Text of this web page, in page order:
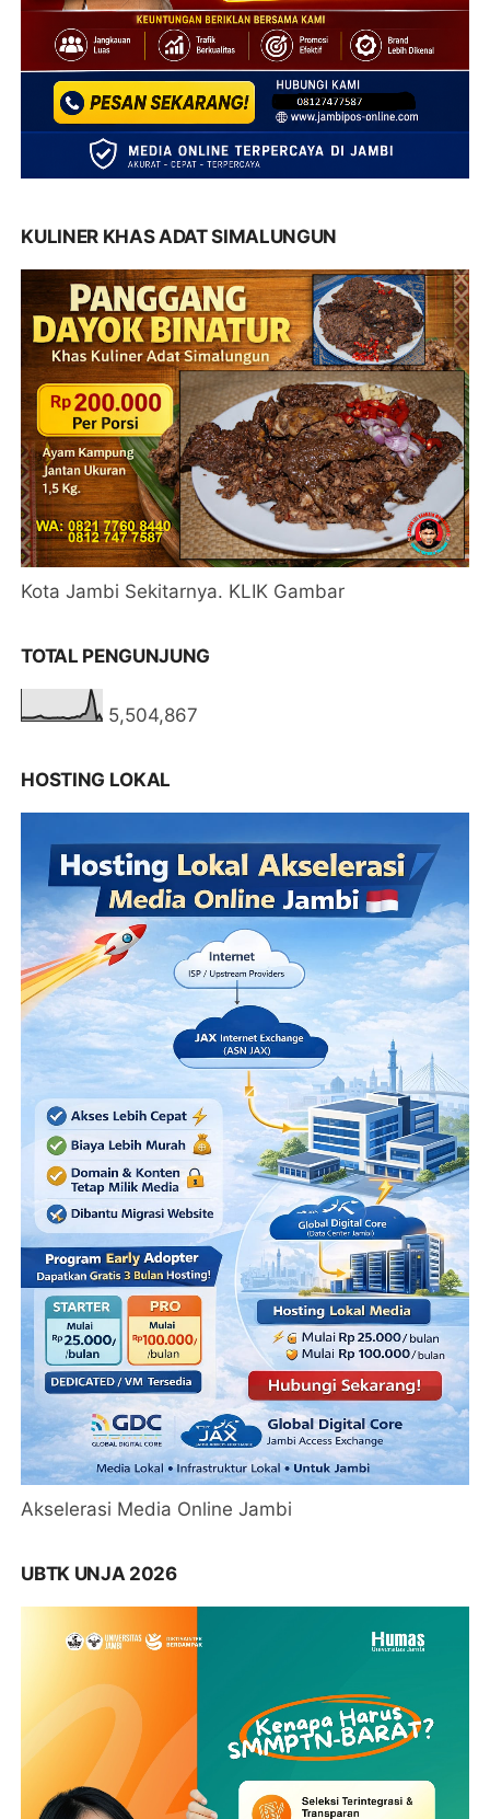
KULINER KHAS ADAT SIMALUNGUN
Kota Jambi Sekitarnya. KLIK Gambar
TOTAL PENGUNJUNG
5,504,867
HOSTING LOKAL
Akselerasi Media Online Jambi
UBTK UNJA 2026